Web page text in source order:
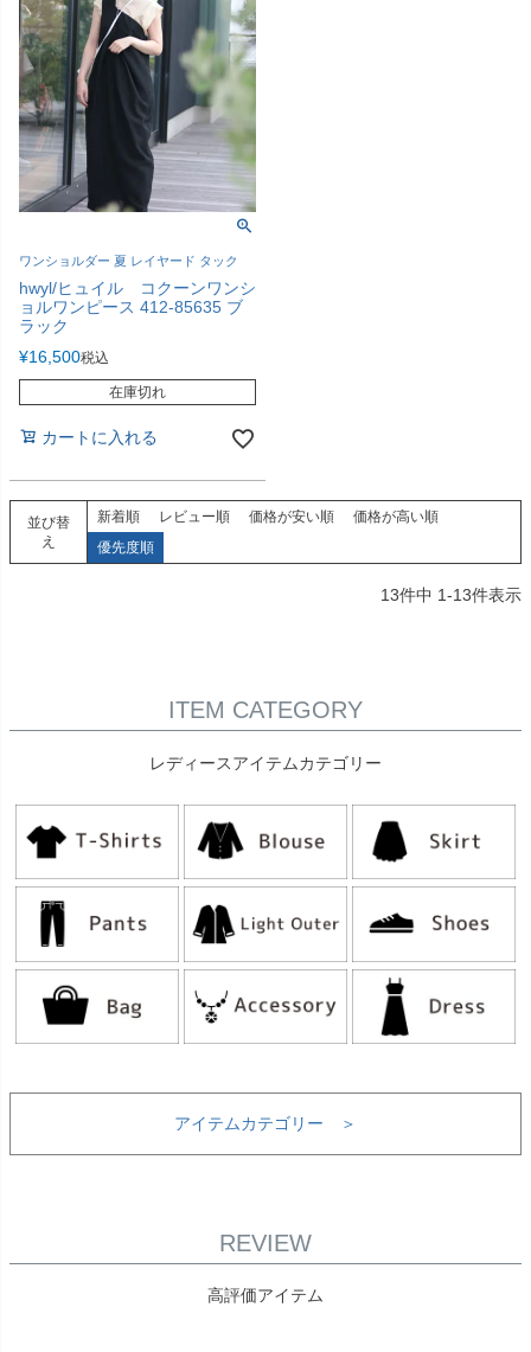
ワンショルダー 夏 レイヤード タック
hwyl/ヒュイル コクーンワンシ
ョルワンピース 412-85635 ブ
ラック
¥16,500税込
在庫切れ
カートに入れる
並び替
え
新着順 レビュー順 価格が安い順
価格が高い順
優先度順
13件中 1-13件表示
ITEM CATEGORY
レディースアイテムカテゴリー
アイテムカテゴリー ＞
REVIEW
高評価アイテム